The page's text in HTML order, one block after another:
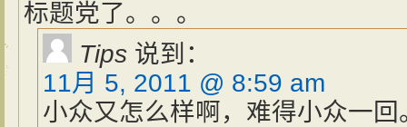
标题党了。。。
Tips 说到：
11月 5, 2011 @ 8:59 am
小众又怎么样啊，难得小众一回